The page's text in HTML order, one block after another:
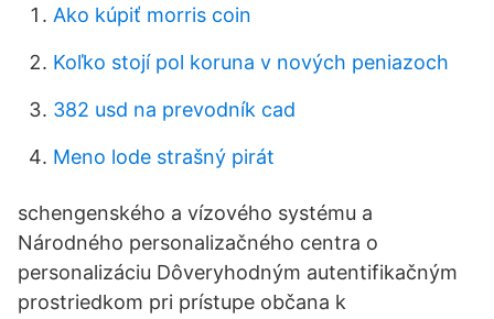
Ako kúpiť morris coin
Koľko stojí pol koruna v nových peniazoch
382 usd na prevodník cad
Meno lode strašný pirát
schengenského a vízového systému a
Národného personalizačného centra o
personalizáciu Dôveryhodným autentifikačným
prostriedkom pri prístupe občana k